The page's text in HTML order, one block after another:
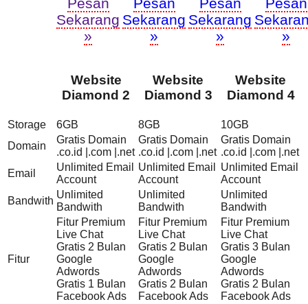
Sekarang
»
Sekarang
»
Sekarang
»
»
Website
Diamond 2
Website
Diamond 3
Website
Diamond 4
Storage 6GB 8GB
10GB
Domain
Gratis Domain
.co.id |.com |.net
Gratis Domain
.co.id |.com |.net
Gratis Domain
.co.id |.com |.net
Email
Unlimited Email
Account
Unlimited Email
Account
Unlimited Email
Account
Bandwith
Unlimited
Bandwith
Unlimited
Bandwith
Unlimited
Bandwith
Fitur
Fitur Premium
Live Chat
Gratis 2 Bulan
Google
Adwords
Gratis 1 Bulan
Facebook Ads
Fitur Premium
Live Chat
Gratis 2 Bulan
Google
Adwords
Gratis 2 Bulan
Facebook Ads
Fitur Premium
Live Chat
Gratis 3 Bulan
Google
Adwords
Gratis 2 Bulan
Facebook Ads